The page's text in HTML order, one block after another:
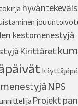
kestomenestyjä
Kirittäret
menestyjä NPS